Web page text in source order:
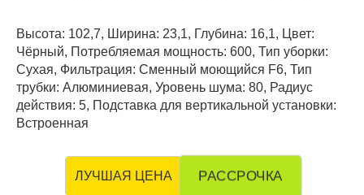
Высота: 102,7, Ширина: 23,1, Глубина: 16,1, Цвет:
Чёрный, Потребляемая мощность: 600, Тип уборки:
Сухая, Фильтрация: Сменный моющийся F6, Тип
трубки: Алюминиевая, Уровень шума: 80, Радиус
действия: 5, Подставка для вертикальной установки:
Встроенная
ЛУЧШАЯ ЦЕНА РАССРОЧКА